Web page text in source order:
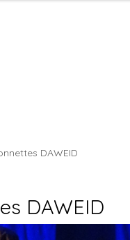
DAWEID
DAWEID